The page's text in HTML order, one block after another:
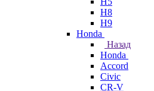
H8
H9
Honda
Назад
Honda
Accord
Civic
CR-V